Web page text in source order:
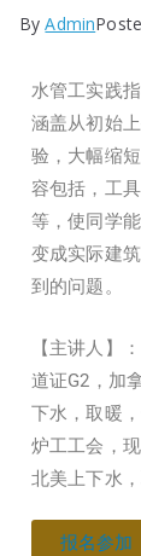
ByAdmin
水管工实践
涵盖从初始
验，大幅缩
容包括，工
等，使同学
变成实际建
到的问题。
【主讲人】
道证G2，加
下水，取暖
炉工工会，
北美上下水
报名参加